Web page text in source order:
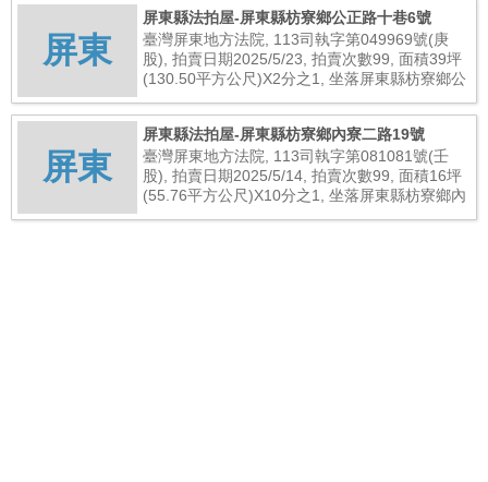
屏東
屏東縣法拍屋-屏東縣枋寮鄉公正路十巷6號
臺灣屏東地方法院, 113司執字第049969號(庚
股), 拍賣日期2025/5/23, 拍賣次數99, 面積39坪
(130.50平方公尺)X2分之1, 坐落屏東縣枋寮鄉公
屏東
屏東縣法拍屋-屏東縣枋寮鄉內寮二路19號
臺灣屏東地方法院, 113司執字第081081號(壬
股), 拍賣日期2025/5/14, 拍賣次數99, 面積16坪
(55.76平方公尺)X10分之1, 坐落屏東縣枋寮鄉內